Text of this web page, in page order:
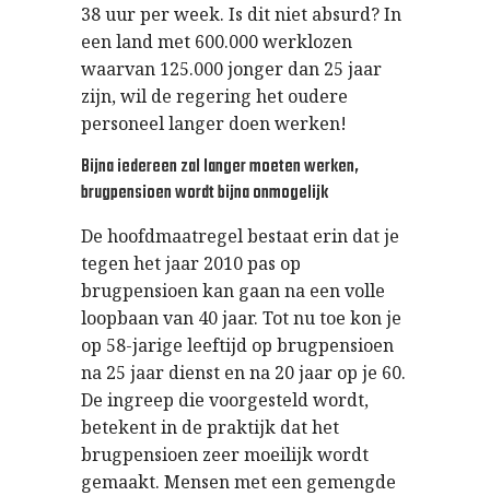
38 uur per week. Is dit niet absurd? In
een land met 600.000 werklozen
waarvan 125.000 jonger dan 25 jaar
zijn, wil de regering het oudere
personeel langer doen werken!
Bijna iedereen zal langer moeten werken,
brugpensioen wordt bijna onmogelijk
De hoofdmaatregel bestaat erin dat je
tegen het jaar 2010 pas op
brugpensioen kan gaan na een volle
loopbaan van 40 jaar. Tot nu toe kon je
op 58-jarige leeftijd op brugpensioen
na 25 jaar dienst en na 20 jaar op je 60.
De ingreep die voorgesteld wordt,
betekent in de praktijk dat het
brugpensioen zeer moeilijk wordt
gemaakt. Mensen met een gemengde